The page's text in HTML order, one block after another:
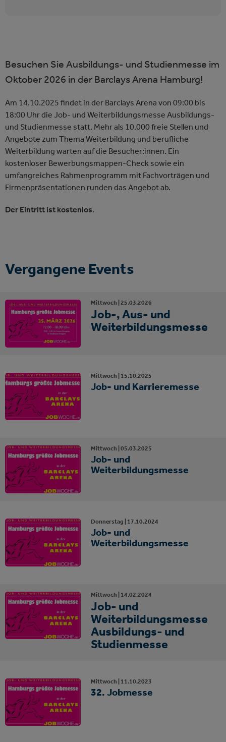
Besuchen Sie Ausbildungs- und Studienmesse im
Oktober 2026 in der Barclays Arena Hamburg!
Am 14.10.2025 findet in der Barclays Arena von 09:00 bis
18:00 Uhr die Job- und Weiterbildungsmesse Ausbildungs-
und Studienmesse statt. Mehr als 10.000 freie Stellen und
Angebote zum Thema Weiterbildung und berufliche
Weiterbildung warten auf die Besucher:innen. Ein
kostenloser Bewerbungsmappen-Check sowie ein
umfangreiches Rahmenprogramm mit Fachvorträgen und
Firmenpräsentationen runden das Angebot ab.
Der Eintritt ist kostenlos.
Vergangene Events
Mittwoch | 25.03.2026
Job-, Aus- und
Weiterbildungsmesse
Mittwoch | 15.10.2025
Job- und Karrieremesse
Mittwoch | 05.03.2025
Job- und
Weiterbildungsmesse
Donnerstag | 17.10.2024
Job- und
Weiterbildungsmesse
Mittwoch | 14.02.2024
Job- und
Weiterbildungsmesse
Ausbildungs- und
Studienmesse
Mittwoch | 11.10.2023
32. Jobmesse